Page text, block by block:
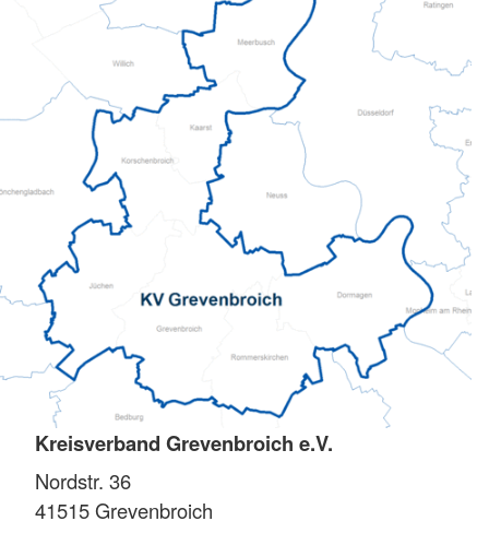
Kreisverband Grevenbroich e.V.
Nordstr. 36
41515Grevenbroich